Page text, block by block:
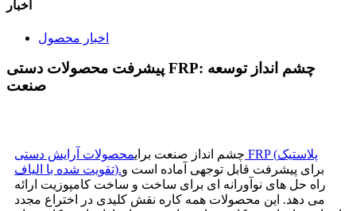
اخبار
اخبار محصول
پیشرفت محصولات دستی FRP: چشم انداز توسعه
صنعت
چشم انداز صنعت برایمحصولات آرایش دستی FRP (پلاستیک
تقویت شده با الیاف).برای پیشرفت قابل توجهی آماده است و
راه حل های نوآورانه ای برای ساخت و ساخت کامپوزیت ارائه
می دهد. این محصولات همه کاره نقش کلیدی در اختراع مجدد